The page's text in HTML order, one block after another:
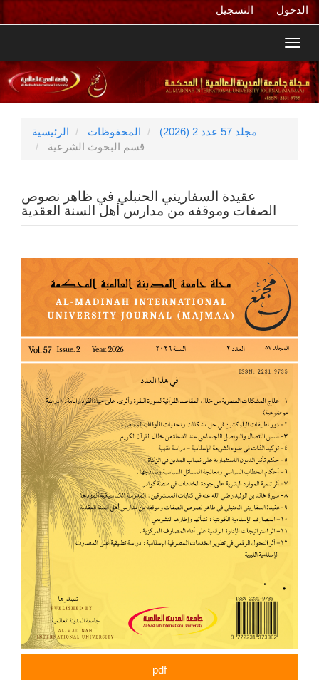
الرئيسي
الشريط
الجانبي
التسجيل الدخول
الرئيسية المحفوظات
مجلد 57 عدد 2 (2026)
قسم البحوث الشرعية
عقيدة السفاريني الحنبلي في ظاهر نصوص
الصفات وموقفه من مدارس أهل السنة العقدية
الجانبي
للمقالة
pdf